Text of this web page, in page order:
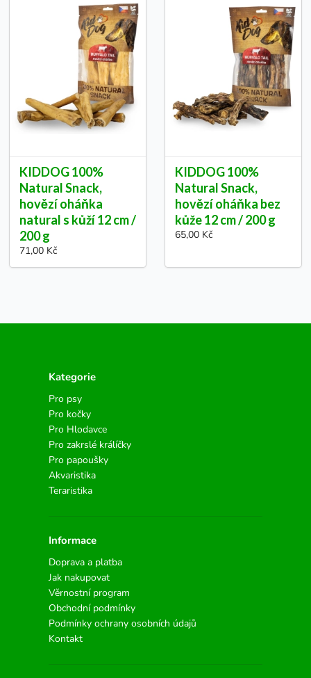
KIDDOG 100%
Natural Snack,
hovězí oháňka
natural s kůží 12 cm /
200 g
71,00 Kč
KIDDOG 100%
Natural Snack,
hovězí oháňka bez
kůže 12 cm / 200 g
65,00 Kč
Kategorie
Pro psy
Pro kočky
Pro Hlodavce
Pro zakrslé králíčky
Pro papoušky
Akvaristika
Teraristika
Informace
Doprava a platba
Jak nakupovat
Věrnostní program
Obchodní podmínky
Podmínky ochrany osobních údajů
Kontakt